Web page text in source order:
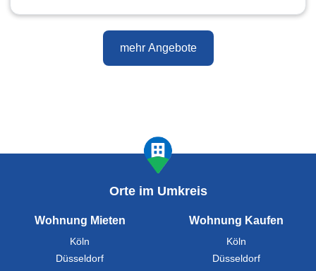
mehr Angebote
Orte im Umkreis
Wohnung Mieten
Köln
Düsseldorf
Wohnung Kaufen
Köln
Düsseldorf